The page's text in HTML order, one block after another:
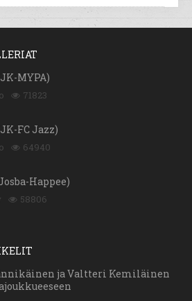
MYPA)
71823
FC Jazz)
64940
Happee)
58806
ja Valtteri Kemiläinen